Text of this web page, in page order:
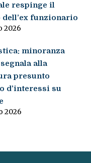
respinge il
funzionario
2026
minoranza
alla
presunto
d’interessi su
2026